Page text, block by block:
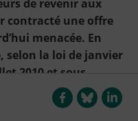
de revenir aux
contracté une offre
menacée. En
selon la loi de janvier
2010 et sous
réglementés
signifie qu’à défaut